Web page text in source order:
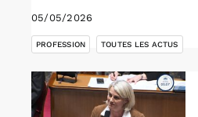
05/05/2026
PROFESSION
,
TOUTES LES ACTUS